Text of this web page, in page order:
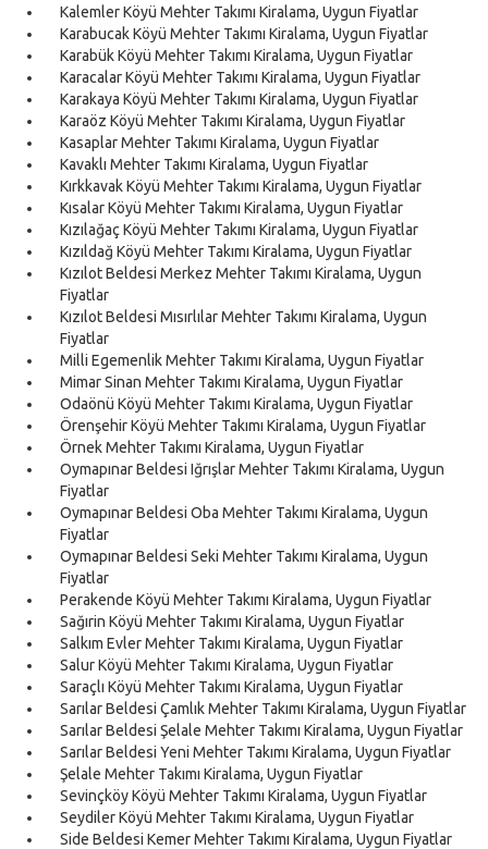
Kalemler Köyü Mehter Takımı Kiralama, Uygun Fiyatlar
Karabucak Köyü Mehter Takımı Kiralama, Uygun Fiyatlar
Karabük Köyü Mehter Takımı Kiralama, Uygun Fiyatlar
Karacalar Köyü Mehter Takımı Kiralama, Uygun Fiyatlar
Karakaya Köyü Mehter Takımı Kiralama, Uygun Fiyatlar
Karaöz Köyü Mehter Takımı Kiralama, Uygun Fiyatlar
Kasaplar Mehter Takımı Kiralama, Uygun Fiyatlar
Kavaklı Mehter Takımı Kiralama, Uygun Fiyatlar
Kırkkavak Köyü Mehter Takımı Kiralama, Uygun Fiyatlar
Kısalar Köyü Mehter Takımı Kiralama, Uygun Fiyatlar
Kızılağaç Köyü Mehter Takımı Kiralama, Uygun Fiyatlar
Kızıldağ Köyü Mehter Takımı Kiralama, Uygun Fiyatlar
Kızılot Beldesi Merkez Mehter Takımı Kiralama, Uygun
Fiyatlar
Kızılot Beldesi Mısırlılar Mehter Takımı Kiralama, Uygun
Fiyatlar
Milli Egemenlik Mehter Takımı Kiralama, Uygun Fiyatlar
Mimar Sinan Mehter Takımı Kiralama, Uygun Fiyatlar
Odaönü Köyü Mehter Takımı Kiralama, Uygun Fiyatlar
Örenşehir Köyü Mehter Takımı Kiralama, Uygun Fiyatlar
Örnek Mehter Takımı Kiralama, Uygun Fiyatlar
Oymapınar Beldesi Iğrışlar Mehter Takımı Kiralama, Uygun
Fiyatlar
Oymapınar Beldesi Oba Mehter Takımı Kiralama, Uygun
Fiyatlar
Oymapınar Beldesi Seki Mehter Takımı Kiralama, Uygun
Fiyatlar
Perakende Köyü Mehter Takımı Kiralama, Uygun Fiyatlar
Sağırin Köyü Mehter Takımı Kiralama, Uygun Fiyatlar
Salkım Evler Mehter Takımı Kiralama, Uygun Fiyatlar
Salur Köyü Mehter Takımı Kiralama, Uygun Fiyatlar
Saraçlı Köyü Mehter Takımı Kiralama, Uygun Fiyatlar
Sarılar Beldesi Çamlık Mehter Takımı Kiralama, Uygun Fiyatlar
Sarılar Beldesi Şelale Mehter Takımı Kiralama, Uygun Fiyatlar
Sarılar Beldesi Yeni Mehter Takımı Kiralama, Uygun Fiyatlar
Şelale Mehter Takımı Kiralama, Uygun Fiyatlar
Sevinçköy Köyü Mehter Takımı Kiralama, Uygun Fiyatlar
Seydiler Köyü Mehter Takımı Kiralama, Uygun Fiyatlar
Side Beldesi Kemer Mehter Takımı Kiralama, Uygun Fiyatlar